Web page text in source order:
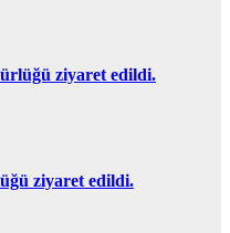
ziyaret edildi.
ziyaret edildi.